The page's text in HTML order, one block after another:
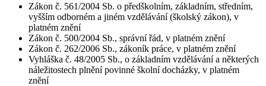
Zákon č. 561/2004 Sb. o předškolním, základním, středním,
vyšším odborném a jiném vzdělávání (školský zákon), v
platném znění
Zákon č. 500/2004 Sb., správní řád, v platném znění
Zákon č. 262/2006 Sb., zákoník práce, v platném znění
Vyhláška č. 48/2005 Sb., o základním vzdělávání a některých
náležitostech plnění povinné školní docházky, v platném
znění